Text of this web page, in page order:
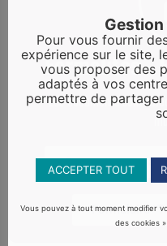
Formalités -
Les documents sont
Occupation
Formulaire
Pour vous fournir
expérience sur le site,
vous proposer des
adaptés à vos
permettre de
ACCEPTER TOUT
Vous pouvez à tout moment modifier
des cookies